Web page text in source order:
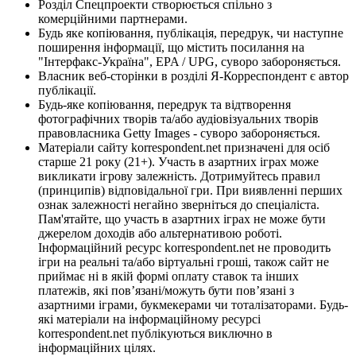
Розділ Спецпроекти створюється спільно з
комерційними партнерами.
Будь яке копіювання, публікація, передрук, чи наступне
поширення інформації, що містить посилання на
"Інтерфакс-Україна", EPA / UPG, суворо забороняється.
Власник веб-сторінки в розділі Я-Корреспондент є автор
публікації.
Будь-яке копіювання, передрук та відтворення
фотографічних творів та/або аудіовізуальних творів
правовласника Getty Images - суворо забороняється.
Матеріали сайту korrespondent.net призначені для осіб
старше 21 року (21+). Участь в азартних іграх може
викликати ігрову залежність. Дотримуйтесь правил
(принципів) відповідальної гри. При виявленні перших
ознак залежності негайно зверніться до спеціаліста.
Пам'ятайте, що участь в азартних іграх не може бути
джерелом доходів або альтернативою роботі.
Інформаційний ресурс korrespondent.net не проводить
ігри на реальні та/або віртуальні гроші, також сайт не
приймає ні в якій формі оплату ставок та інших
платежів, які пов’язані/можуть бути пов’язані з
азартними іграми, букмекерами чи тоталізаторами. Будь-
які матеріали на інформаційному ресурсі
korrespondent.net публікуються виключно в
інформаційних цілях.